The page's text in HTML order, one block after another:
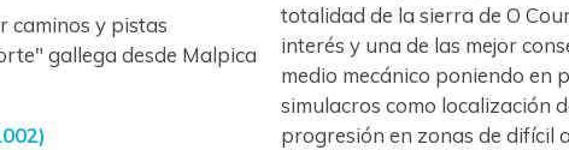
caminos y pistas
gallega desde Malpica
totalidad de la sierra de O
interés y una de las mejor
medio mecánico poniendo en
simulacros como localización
progresión en zonas de difícil